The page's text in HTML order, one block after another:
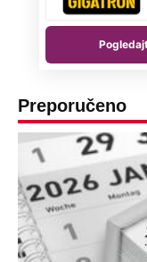
Preporučeno